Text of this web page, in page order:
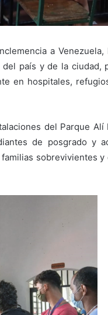
a Venezuela,
país y de la ciudad,
en hospitales,
del Parque Alí
de posgrado y
sobrevivientes y